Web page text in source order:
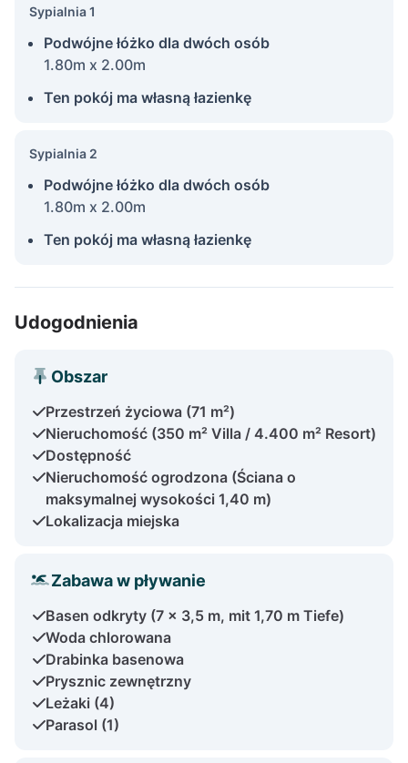
Sypialnia 1
Podwójne łóżko dla dwóch osób
1.80m x 2.00m
Ten pokój ma własną łazienkę
Sypialnia 2
Podwójne łóżko dla dwóch osób
1.80m x 2.00m
Ten pokój ma własną łazienkę
Udogodnienia
Obszar
Przestrzeń życiowa (71 m²)
Nieruchomość (350 m² Villa / 4.400 m² Resort)
Dostępność
Nieruchomość ogrodzona (Ściana o
maksymalnej wysokości 1,40 m)
Lokalizacja miejska
Zabawa w pływanie
Basen odkryty (7 x 3,5 m, mit 1,70 m Tiefe)
Woda chlorowana
Drabinka basenowa
Prysznic zewnętrzny
Leżaki (4)
Parasol (1)